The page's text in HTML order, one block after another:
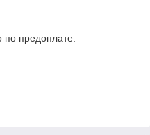
по предоплате.